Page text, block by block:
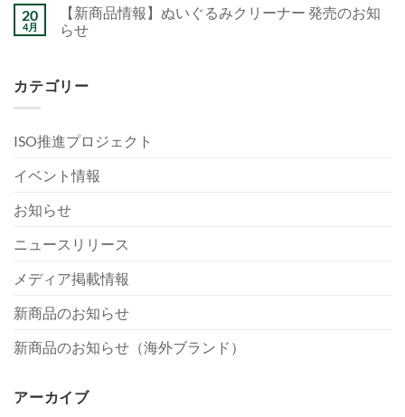
20
4月
【新商品情報】ぬいぐるみクリーナー 発売のお知
らせ
カテゴリー
ISO推進プロジェクト
イベント情報
お知らせ
ニュースリリース
メディア掲載情報
新商品のお知らせ
新商品のお知らせ（海外ブランド）
アーカイブ